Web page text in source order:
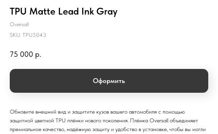
TPU Matte Lead Ink Gray
Oversall
SKU: TPU5043
75 000 р.
Оформить
Обновите внешний вид и защитите кузов вашего автомобиля с помощью
защитной цветной TPU плёнки нового поколения. Плёнка Oversall объединяет
премиальное качество, надёжную защиту и удобство в установке, чтобы вы могли